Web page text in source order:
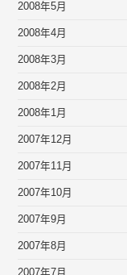
2008年5月
2008年4月
2008年3月
2008年2月
2008年1月
2007年12月
2007年11月
2007年10月
2007年9月
2007年8月
2007年7月